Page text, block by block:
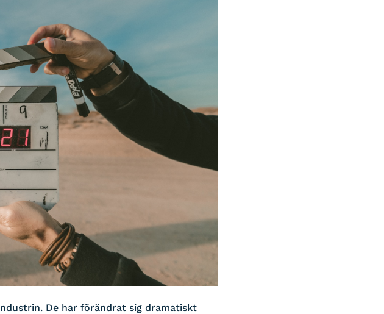
De har förändrat sig dramatiskt